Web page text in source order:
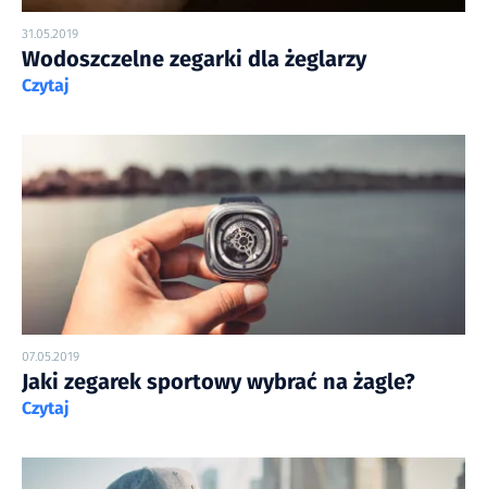
31.05.2019
Wodoszczelne zegarki dla żeglarzy
Czytaj
07.05.2019
Jaki zegarek sportowy wybrać na żagle?
Czytaj